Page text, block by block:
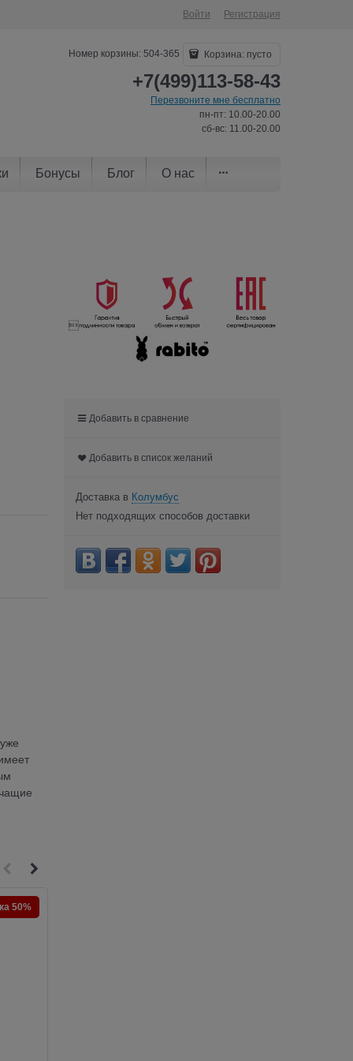
Войти Регистрация
Номер корзины: 504-365 Корзина: пусто
+7(499)113-58-43
Перезвоните мне бесплатно
пн-пт: 10.00-20.00
сб-вс: 11.00-20.00
Бонусы Блог О нас
50%

Добавить в сравнение
Добавить в список желаний
Доставка в Колумбус
Нет подходящих способов доставки